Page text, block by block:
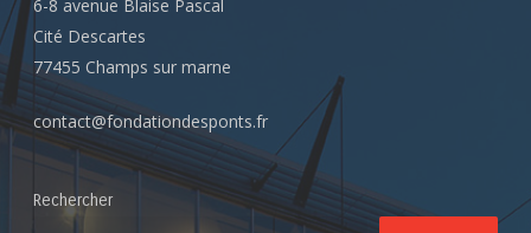
6-8 avenue Blaise Pascal
Cité Descartes
77455 Champs sur marne
contact@fondationdesponts.fr
Rechercher